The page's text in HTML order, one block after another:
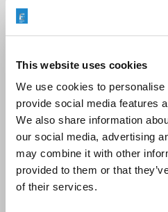
This website uses cookies
We use cookies to
provide social media features
We also share information
our social media, advertising
may combine it with other
provided to them or that
of their services.
化学加工(ECM)和热能去毛刺(TEM)。
本地团队为印度各地的客户提供支
持。易趋宏也在本地设计和生产不同
易趋宏
在航空航天、汽车、能源和医疗等
品的性能水平至关重要。我们的机